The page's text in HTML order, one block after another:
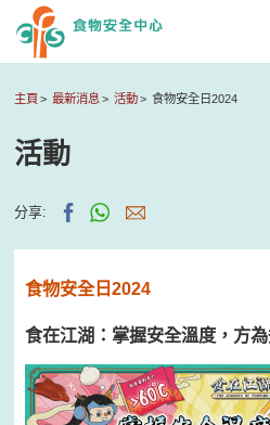
主頁 最新消息 活動 食物安全日2024
活動
分享:
食物安全日2024
食在江湖：掌握安全溫度，方為